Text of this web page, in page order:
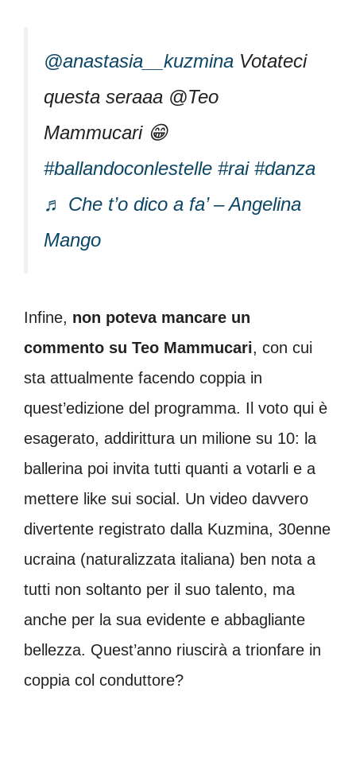
@anastasia__kuzmina Votateci
questa seraaa @Teo
Mammucari 😁
#ballandoconlestelle #rai #danza
♬ Che t’o dico a fa’ – Angelina
Mango
Infine, non poteva mancare un
commento su Teo Mammucari, con cui
sta attualmente facendo coppia in
quest’edizione del programma. Il voto qui è
esagerato, addirittura un milione su 10: la
ballerina poi invita tutti quanti a votarli e a
mettere like sui social. Un video davvero
divertente registrato dalla Kuzmina, 30enne
ucraina (naturalizzata italiana) ben nota a
tutti non soltanto per il suo talento, ma
anche per la sua evidente e abbagliante
bellezza. Quest’anno riuscirà a trionfare in
coppia col conduttore?